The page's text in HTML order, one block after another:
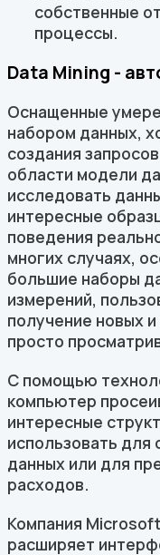
собственные
процессы.
Data Mining -
Оснащенные
набором данных,
создания
области модели
исследовать
интересные
поведения
многих случаях,
большие наборы
измерений,
получение новых
просто
С помощью
компьютер
интересные
использовать для
данных или для
расходов.
Компания
расширяет